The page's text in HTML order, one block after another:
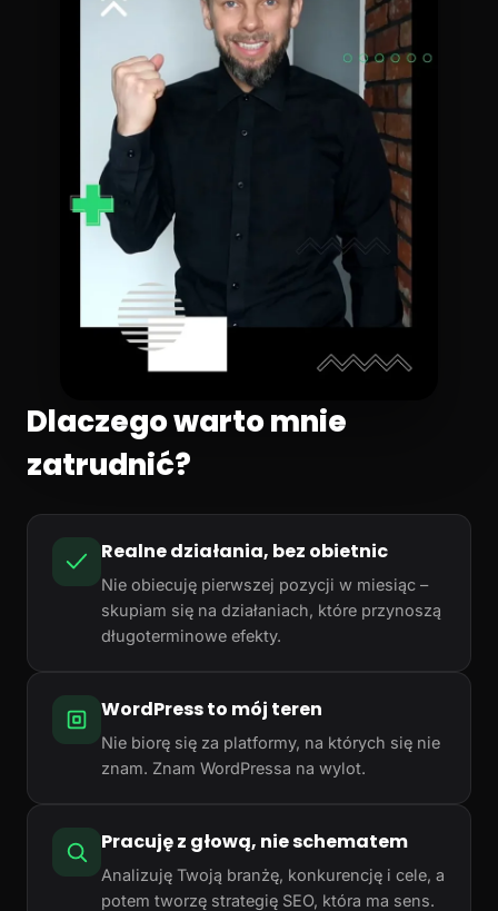
Dlaczego warto mnie
zatrudnić?
Realne działania, bez obietnic
Nie obiecuję pierwszej pozycji w miesiąc –
skupiam się na działaniach, które przynoszą
długoterminowe efekty.
WordPress to mój teren
Nie biorę się za platformy, na których się nie
znam. Znam WordPressa na wylot.
Pracuję z głową, nie schematem
Analizuję Twoją branżę, konkurencję i cele, a
potem tworzę strategię SEO, która ma sens.